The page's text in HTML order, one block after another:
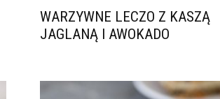
WARZYWNE LECZO Z KASZĄ
JAGLANĄ I AWOKADO